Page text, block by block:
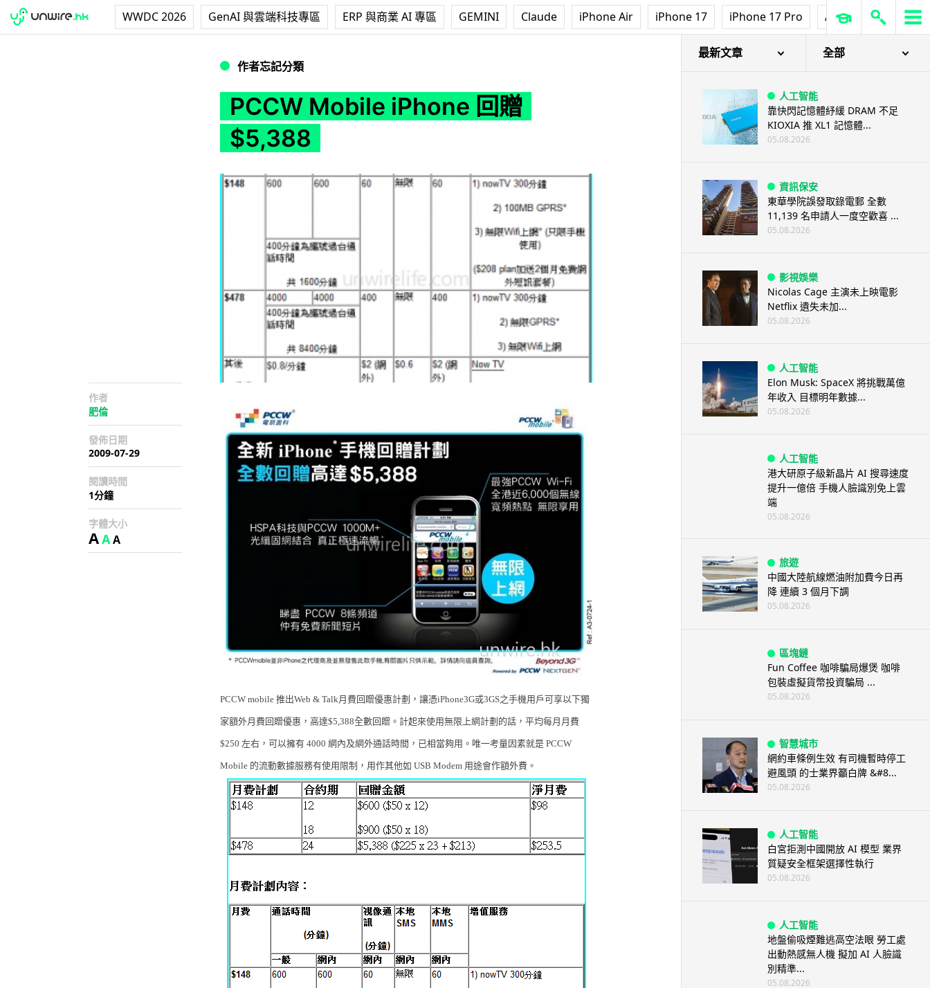
WWDC 2026 GenAI 與雲端科技專區 ERP 與商業 AI 專區 GEMINI Claude iPhone Air iPhone 17 iPhone 17 Pro AirPods Pro 3
作者忘記分類
PCCW Mobile iPhone 回贈
$5,388
作者
肥倫
發佈日期
2009-07-29
閱讀時間
1分鐘
字體大小
AAA
PCCW mobile 推出Web & Talk月費回贈優惠計劃，讓憑iPhone3G或3GS之手機用戶可享以下獨
家額外月費回贈優惠，高達$5,388全數回贈。計起來使用無限上網計劃的話，平均每月月費
$250 左右，可以擁有 4000 網內及網外通話時間，已相當夠用。唯一考量因素就是 PCCW
Mobile 的流動數據服務有使用限制，用作其他如 USB Modem 用途會作額外費。
最新文章 全部
人工智能
靠快閃記憶體紓緩 DRAM 不足
KIOXIA 推 XL1 記憶體...
05.08.2026
資訊保安
東華學院誤發取錄電郵 全數
11,139 名申請人一度空歡喜 ...
05.08.2026
影視娛樂
Nicolas Cage 主演未上映電影
Netflix 遺失未加...
05.08.2026
人工智能
Elon Musk: SpaceX 將挑戰萬億
年收入 目標明年數據...
05.08.2026
人工智能
港大研原子級新晶片 AI 搜尋速度
提升一億倍 手機人臉識別免上雲
端
05.08.2026
旅遊
中國大陸航線燃油附加費今日再
降 連續 3 個月下調
05.08.2026
區塊鏈
Fun Coffee 咖啡騙局爆煲 咖啡
包裝虛擬貨幣投資騙局 ...
05.08.2026
智慧城市
網約車條例生效 有司機暫時停工
避風頭 的士業界籲白牌 &#8...
05.08.2026
人工智能
白宮拒測中國開放 AI 模型 業界
質疑安全框架選擇性執行
05.08.2026
人工智能
地盤偷吸煙難逃高空法眼 勞工處
出動熱感無人機 擬加 AI 人臉識
別精準...
05.08.2026